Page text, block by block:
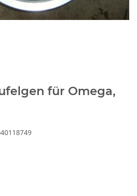
für Omega,